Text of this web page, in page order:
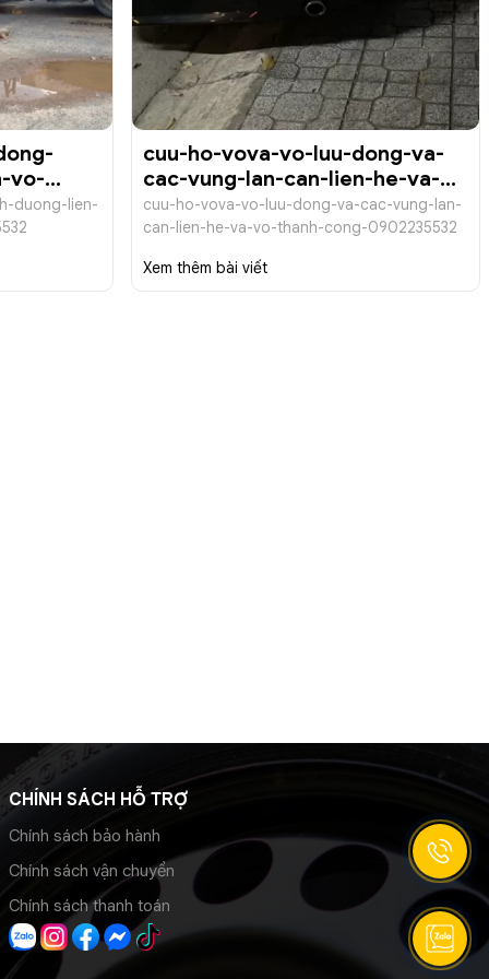
vo-
duong-lien-
cuu-ho-vova-vo-luu-dong-va-
cac-vung-lan-can-lien-he-va-
vo-thanh-cong-0902235532
cuu-ho-vova-vo-luu-dong-va-cac-vung-lan-
can-lien-he-va-vo-thanh-cong-0902235532
Xem thêm bài viết
CHÍNH SÁCH HỖ TRỢ
Chính sách bảo hành
Chính sách vận chuyển
Chính sách thanh toán